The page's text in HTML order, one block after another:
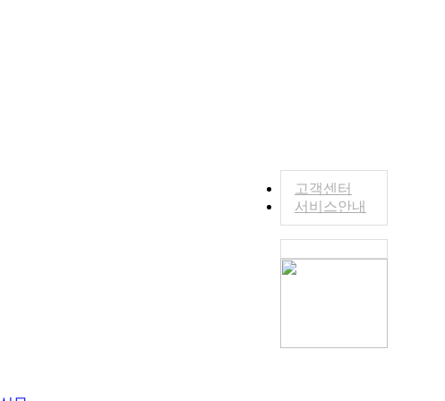
고객센터
서비스안내